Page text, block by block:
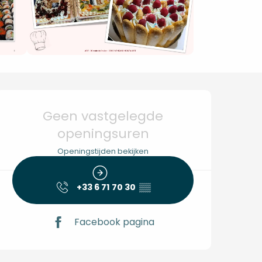
en
Geen vastgelegde
openingsuren
Openingstijden bekijken
+33 6 71 70 30 ▒▒
Facebook pagina